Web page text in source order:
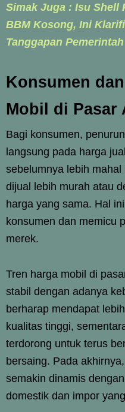
Simak Juga : Isu Shell
BBM Kosong, Ini
Tanggapan Pemerintah
Konsumen
Mobil di Pasar
Bagi konsumen,
langsung pada harga
sebelumnya lebih
dijual lebih murah atau
harga yang sama. Hal
konsumen dan memicu
merek.
Tren harga mobil di
stabil dengan adanya
berharap mendapat
kualitas tinggi,
terdorong untuk terus
bersaing. Pada
semakin dinamis
domestik dan impor